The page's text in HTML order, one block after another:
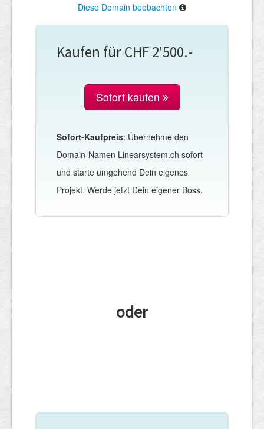
Diese Domain beobachten
Kaufen für CHF 2'500.-
Sofort kaufen
Sofort-Kaufpreis: Übernehme den
Domain-Namen Linearsystem.ch sofort
und starte umgehend Dein eigenes
Projekt. Werde jetzt Dein eigener Boss.
oder